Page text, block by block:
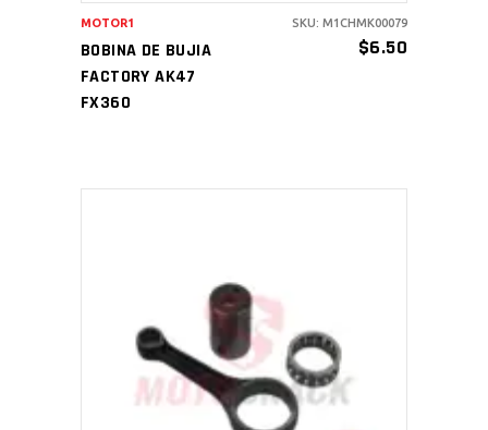
BOBINA DE BUJIA
FACTORY AK47
FX360
$6.50
MOTOR1 SKU: M1CHMK00079
AÑADIR AL CARRITO